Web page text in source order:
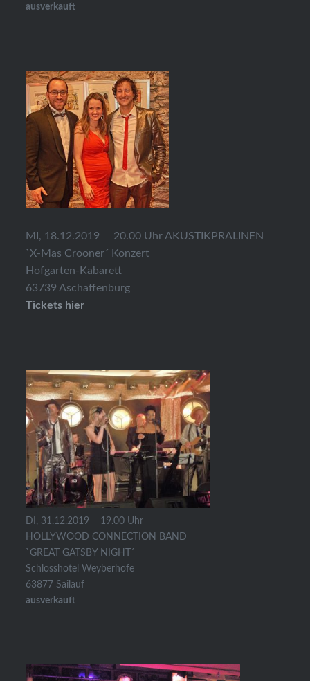
ausverkauft
MI, 18.12.2019 20.00 Uhr AKUSTIKPRALINEN
`X-Mas Crooner´ Konzert
Hofgarten-Kabarett
63739 Aschaffenburg
Tickets hier
DI, 31.12.2019 19.00 Uhr
HOLLYWOOD CONNECTION BAND
`GREAT GATSBY NIGHT´
Schlosshotel Weyberhofe
63877 Sailauf
ausverkauft